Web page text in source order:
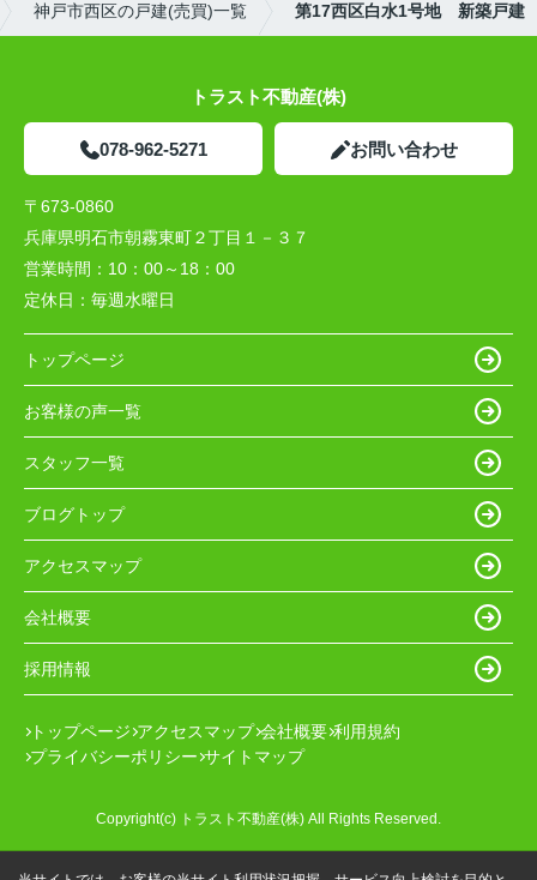
神戸市西区の戸建(売買)一覧 第17西区白水1号地 新築戸建
トラスト不動産(株)
078-962-5271 お問い合わせ
〒673-0860
兵庫県明石市朝霧東町２丁目１－３７
営業時間： 10：00～18：00
定休日： 毎週水曜日
トップページ
お客様の声一覧
スタッフ一覧
ブログトップ
アクセスマップ
会社概要
採用情報
トップページ アクセスマップ 会社概要 利用規約
プライバシーポリシー サイトマップ
Copyright(c) トラスト不動産(株) All Rights Reserved.